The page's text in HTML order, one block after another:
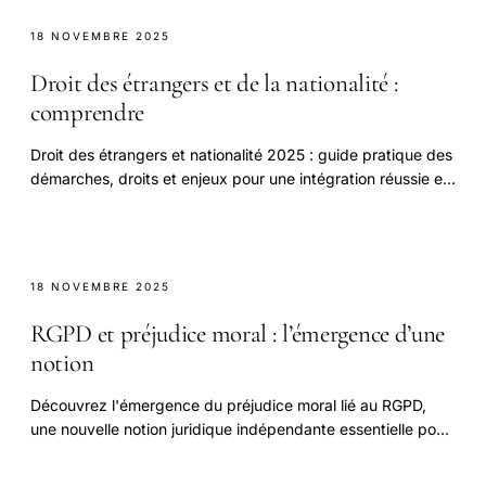
18 NOVEMBRE 2025
Droit des étrangers et de la nationalité :
comprendre
Droit des étrangers et nationalité 2025 : guide pratique des
démarches, droits et enjeux pour une intégration réussie en
18 NOVEMBRE 2025
RGPD et préjudice moral : l’émergence d’une
notion
Découvrez l'émergence du préjudice moral lié au RGPD,
une nouvelle notion juridique indépendante essentielle pour